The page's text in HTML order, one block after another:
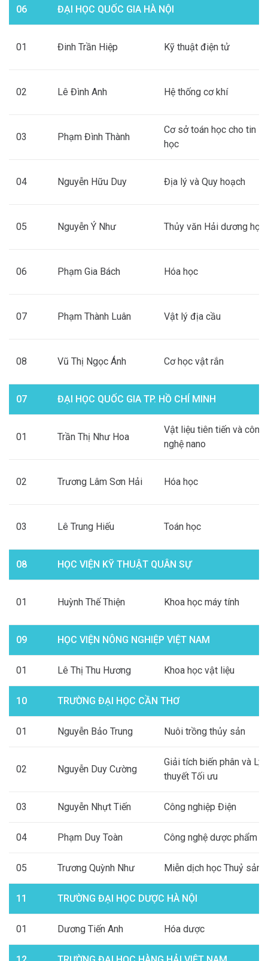
06 ĐẠI HỌC QUỐC GIA HÀ NỘI
01 Đinh Trần Hiệp Kỹ thuật điện tử
02 Lê Đình Anh Hệ thống cơ khí
03 Phạm Đình Thành
Cơ sở toán học cho tin
học
04 Nguyễn Hữu Duy Địa lý và Quy hoạch
05 Nguyễn Ý Như Thủy văn Hải dương học
06 Phạm Gia Bách Hóa học
07 Phạm Thành Luân Vật lý địa cầu
08 Vũ Thị Ngọc Ánh Cơ học vật rắn
07 ĐẠI HỌC QUỐC GIA TP. HỒ CHÍ MINH
01 Trần Thị Như Hoa
Vật liệu tiên tiến và công
nghệ nano
02 Trương Lâm Sơn Hải Hóa học
03 Lê Trung Hiếu Toán học
08 HỌC VIỆN KỸ THUẬT QUÂN SỰ
01 Huỳnh Thế Thiện Khoa học máy tính
09 HỌC VIỆN NÔNG NGHIỆP VIỆT NAM
01 Lê Thị Thu Hương Khoa học vật liệu
10 TRƯỜNG ĐẠI HỌC CẦN THƠ
01 Nguyễn Bảo Trung Nuôi trồng thủy sản
02 Nguyễn Duy Cường
Giải tích biến phân và Lý
thuyết Tối ưu
03 Nguyễn Nhựt Tiến Công nghiệp Điện
04 Phạm Duy Toàn Công nghệ dược phẩm
05 Trương Quỳnh Như Miễn dịch học Thuỷ sản
11 TRƯỜNG ĐẠI HỌC DƯỢC HÀ NỘI
01 Dương Tiến Anh Hóa dược